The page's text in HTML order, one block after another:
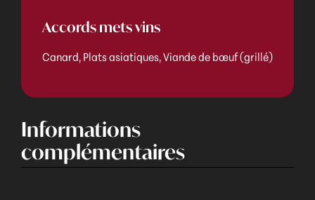
Accords mets vins
Canard, Plats asiatiques, Viande de bœuf (grillé)
Informations
complémentaires